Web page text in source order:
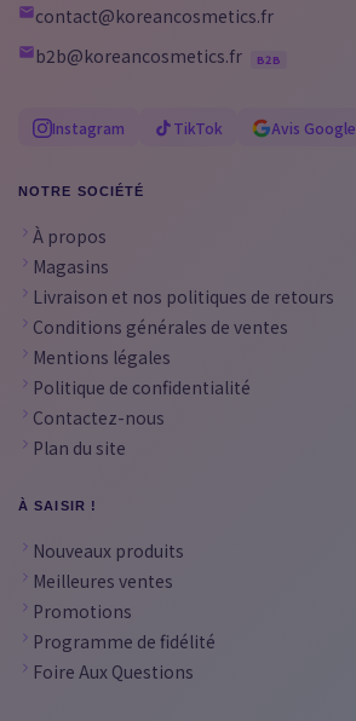
contact@koreancosmetics.fr
b2b@koreancosmetics.fr
B2B
Instagram TikTok Avis Google
NOTRE SOCIÉTÉ
À propos
Magasins
Livraison et nos politiques de retours
Conditions générales de ventes
Mentions légales
Politique de confidentialité
Contactez-nous
Plan du site
À SAISIR !
Nouveaux produits
Meilleures ventes
Promotions
Programme de fidélité
Foire Aux Questions